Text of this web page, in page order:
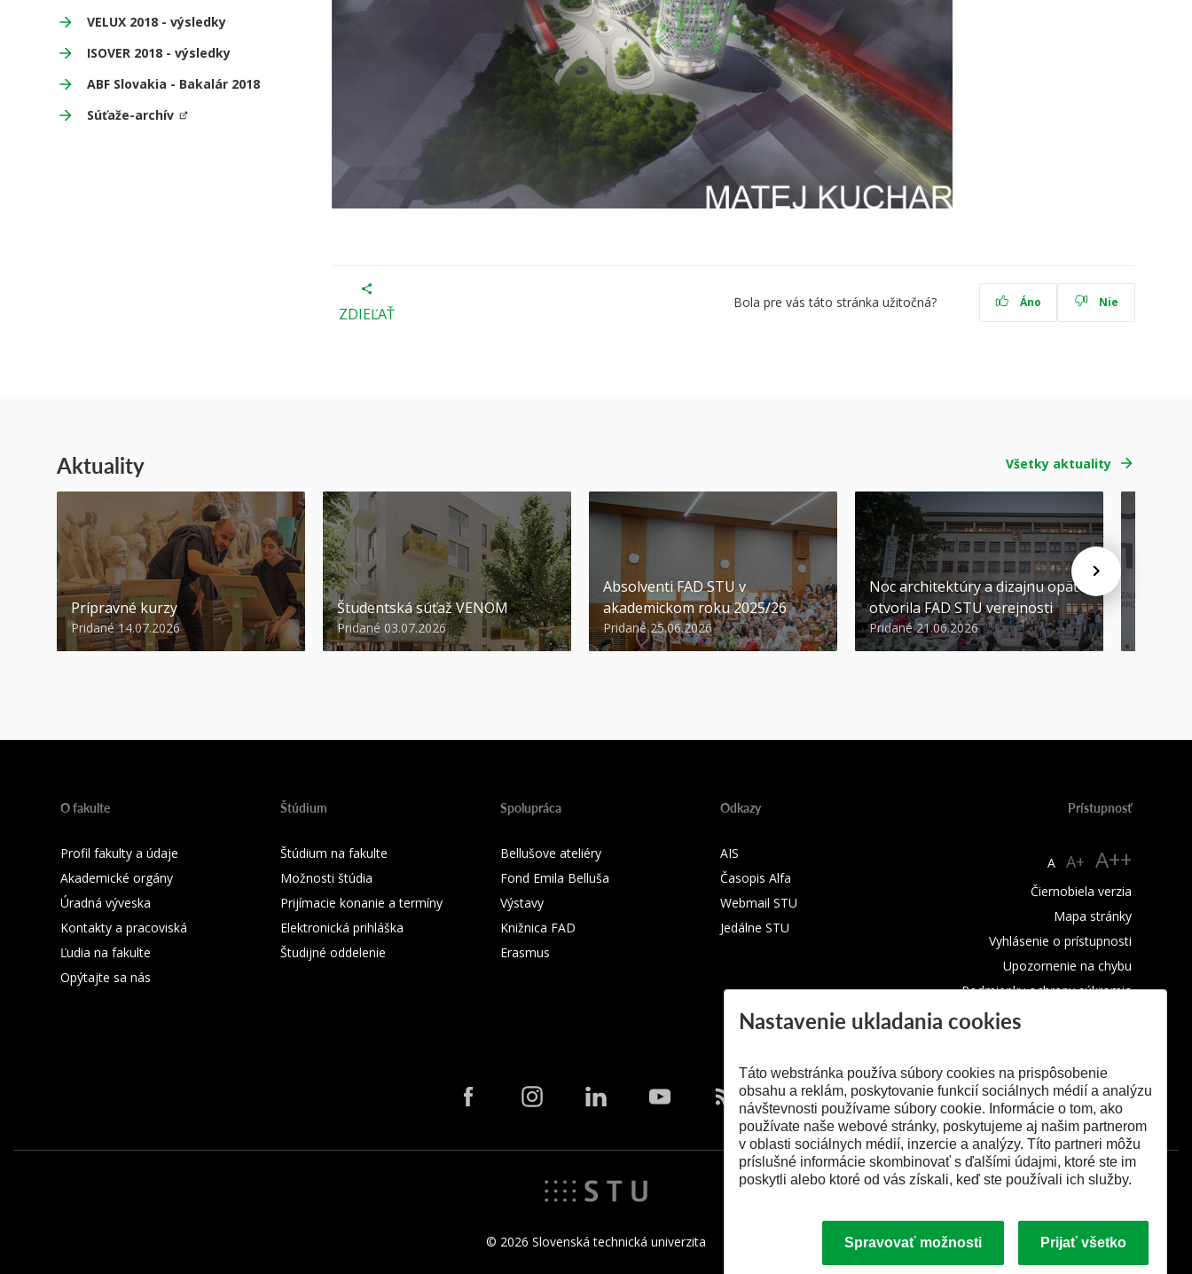
VELUX 2018 - výsledky
ISOVER 2018 - výsledky
ABF Slovakia - Bakalár 2018
Súťaže-archív
ZDIEĽAŤ
Bola pre vás táto stránka užitočná? Áno Nie
Aktuality Všetky aktuality
Prípravné kurzy
Pridané 14.07.2026
Študentská súťaž VENOM
Pridané 03.07.2026
Absolventi FAD STU v
akademickom roku 2025/26
Pridané 25.06.2026
Noc architektúry a dizajnu opäť
otvorila FAD STU verejnosti
Pridané 21.06.2026
O fakulte
Profil fakulty a údaje
Akademické orgány
Úradná výveska
Kontakty a pracoviská
Ľudia na fakulte
Opýtajte sa nás
Štúdium
Štúdium na fakulte
Možnosti štúdia
Prijímacie konanie a termíny
Elektronická prihláška
Študijné oddelenie
Spolupráca
Bellušove ateliéry
Fond Emila Belluša
Výstavy
Knižnica FAD
Erasmus
Odkazy
AIS
Časopis Alfa
Webmail STU
Jedálne STU
Prístupnosť
A A+ A++
Čiernobiela verzia
Mapa stránky
Vyhlásenie o prístupnosti
Upozornenie na chybu
Podmienky ochrany súkromia
© 2026 Slovenská technická univerzita
Nastavenie ukladania cookies
Táto webstránka používa súbory cookies na prispôsobenie
obsahu a reklám, poskytovanie funkcií sociálnych médií a analýzu
návštevnosti používame súbory cookie. Informácie o tom, ako
používate naše webové stránky, poskytujeme aj našim partnerom
v oblasti sociálnych médií, inzercie a analýzy. Títo partneri môžu
príslušné informácie skombinovať s ďalšími údajmi, ktoré ste im
poskytli alebo ktoré od vás získali, keď ste používali ich služby.
Spravovať možnosti Prijať všetko